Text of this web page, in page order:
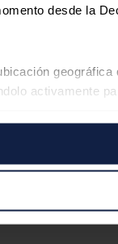
desde la
activamente
personalizar el
les haya